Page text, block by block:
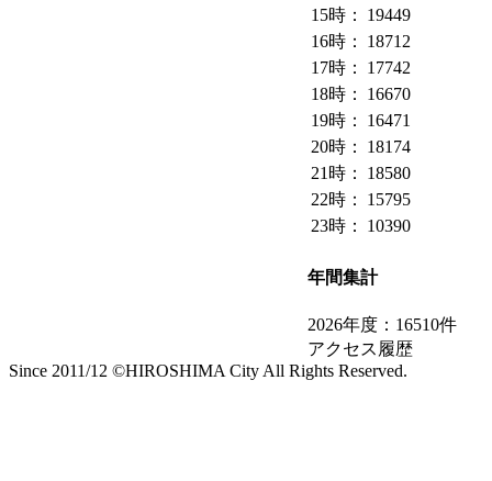
15時：
19449
16時：
18712
17時：
17742
18時：
16670
19時：
16471
20時：
18174
21時：
18580
22時：
15795
23時：
10390
年間集計
2026年度：16510件
アクセス履歴
Since 2011/12 ©HIROSHIMA City All Rights Reserved.